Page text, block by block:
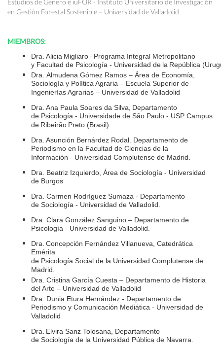
Estudios de Género e iuFOR - Instituto Universitario de Investigación
en Gestión Forestal Sostenible – Universidad de Valladolid
MIEMBROS:
Dra. Alicia Migliaro - Programa Integral Metropolitano
y Facultad de Psicología - Universidad de la República
Dra. Almudena Gómez Ramos – Área de Economía,
Sociología y Política Agraria – Escuela Superior de
Ingenierías Agrarias – Universidad de Valladolid
Dra. Ana Paula Soares da Silva, Departamento
de Psicología - Universidade de São Paulo - USP Campus
de Ribeirão Preto (Brasil).
Dra. Asunción Bernárdez Rodal. Departamento de
Periodismo en la Facultad de Ciencias de la
Información - Universidad Complutense de Madrid.
Dra. Beatriz Izquierdo, Área de Sociología - Universidad
de Burgos
Dra. Carmen Rodríguez Sumaza - Departamento
de Sociología - Universidad de Valladolid.
Dra. Clara González Sanguino – Departamento de
Psicología - Universidad de Valladolid.
Dra. Concepción Fernández Villanueva, Catedrática
Emérita
de Psicología Social de la Universidad Complutense de
Madrid.
Dra. Cristina García Cuesta – Departamento de Historia
del Arte – Universidad de Valladolid
Dra. Dunia Etura Hernández - Departamento de
Periodismo y Comunicación Mediática - Universidad de
Valladolid
Dra. Elvira Sanz Tolosana, Departamento
de Sociología de la Universidad Pública de Navarra.